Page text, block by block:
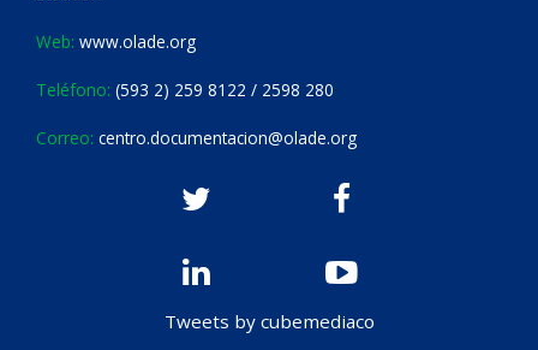
Web: www.olade.org
Teléfono: (593 2) 259 8122 / 2598 280
Correo: centro.documentacion@olade.org
Tweets by cubemediaco